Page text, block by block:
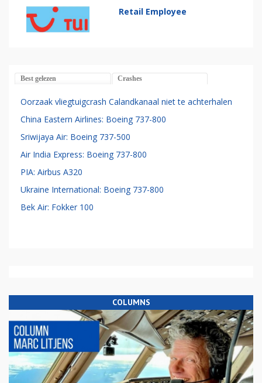
Retail Employee
Best gelezen Crashes
Oorzaak vliegtuigcrash Calandkanaal niet te achterhalen
China Eastern Airlines: Boeing 737-800
Sriwijaya Air: Boeing 737-500
Air India Express: Boeing 737-800
PIA: Airbus A320
Ukraine International: Boeing 737-800
Bek Air: Fokker 100
COLUMNS